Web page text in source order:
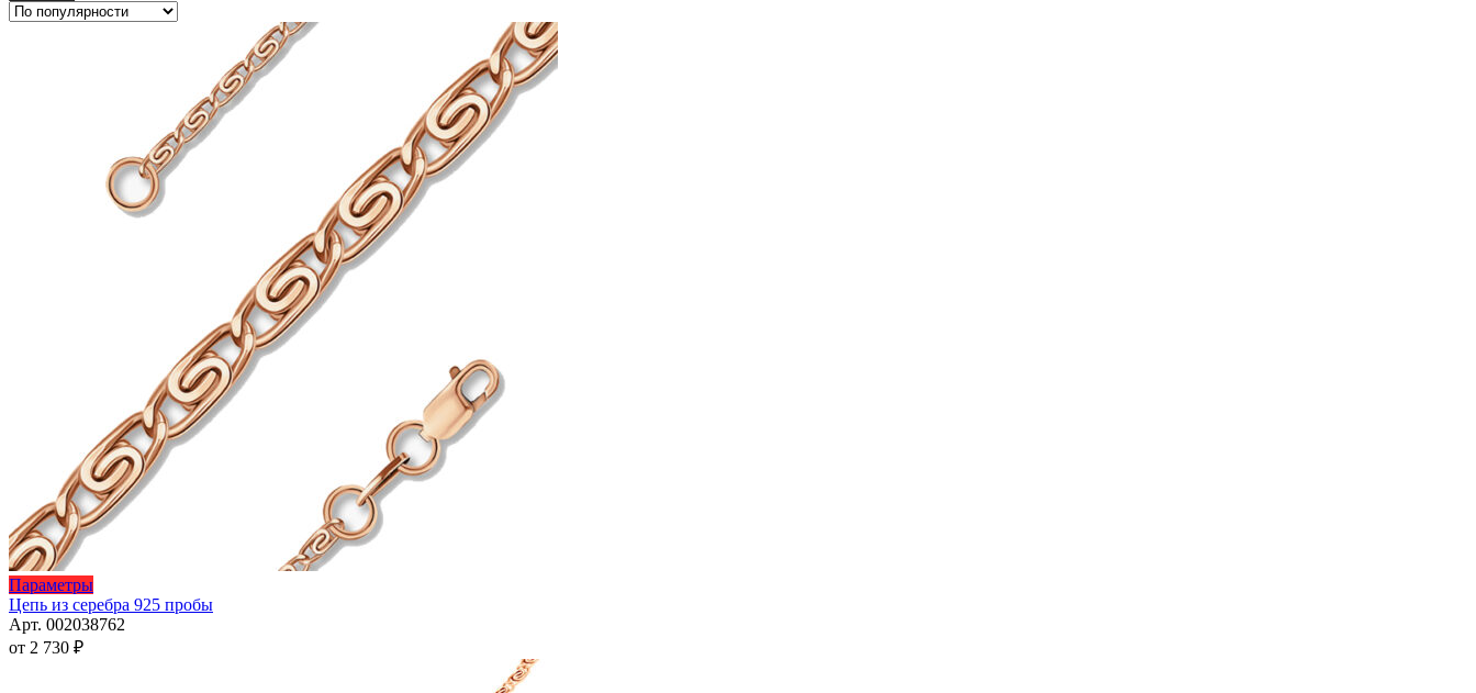
ПараметрыЭтот
товар
имеет
Цепь из серебра 925 пробы
Арт. 002038762
от 2 730 ₽